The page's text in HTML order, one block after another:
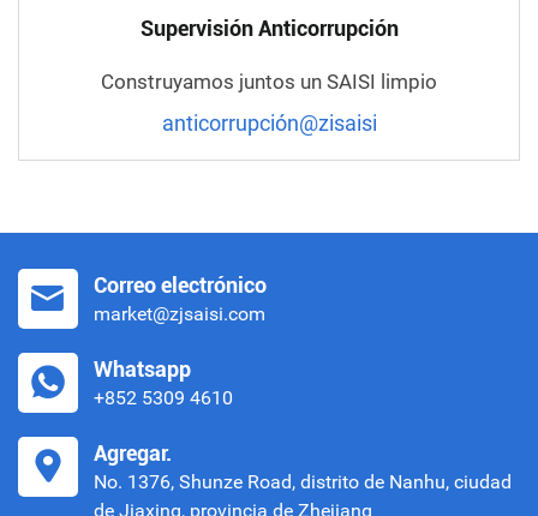
Supervisión Anticorrupción
Construyamos juntos un SAISI limpio
anticorrupción@zisaisi
Correo electrónico
market@zjsaisi.com
Whatsapp
+852 5309 4610
Agregar.
No. 1376, Shunze Road, distrito de Nanhu, ciudad
de Jiaxing, provincia de Zhejiang